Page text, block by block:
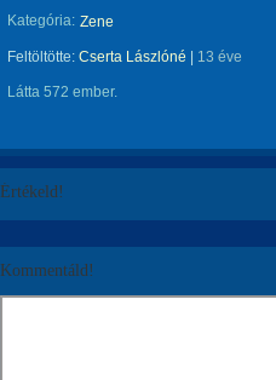
Kategória: Zene
Feltöltötte: Cserta Lászlóné 13 éve
Látta 572 ember.
Értékeld!
Kommentáld!